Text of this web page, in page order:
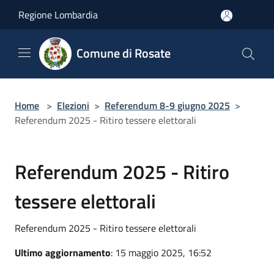
Regione Lombardia
Comune di Rosate
Home > Elezioni > Referendum 8-9 giugno 2025 >
Referendum 2025 - Ritiro tessere elettorali
Referendum 2025 - Ritiro
tessere elettorali
Referendum 2025 - Ritiro tessere elettorali
Ultimo aggiornamento: 15 maggio 2025, 16:52